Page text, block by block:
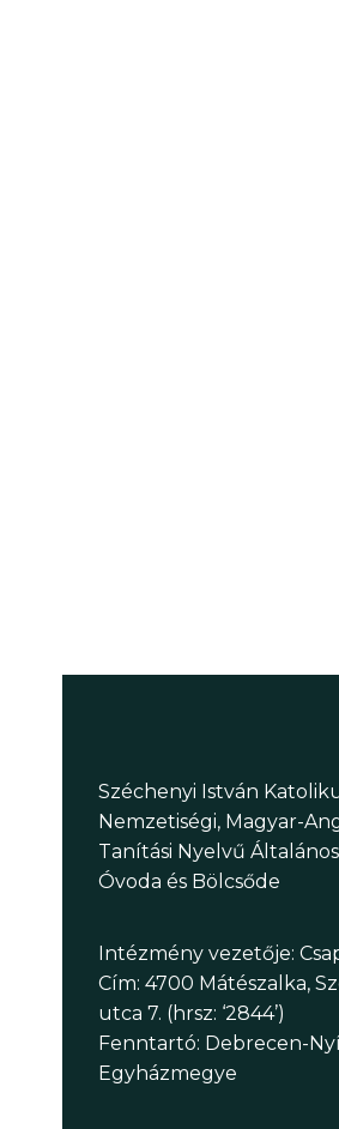
Széchenyi István
Nemzetiségi, Magyar-
Tanítási Nyelvű
Óvoda és Bölcsőde
Intézmény vezetője:
Cím: 4700 Mátészalka,
utca 7. (hrsz: ‘2844’)
Fenntartó: Debrecen-
Egyházmegye